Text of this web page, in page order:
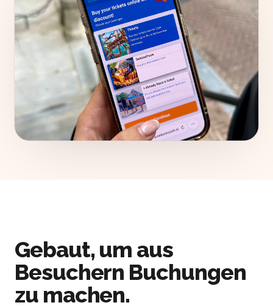
Gebaut, um aus
Besuchern Buchungen
zu machen.